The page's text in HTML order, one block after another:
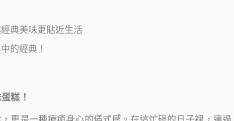
典美味更貼近生活
的經典！
糕！